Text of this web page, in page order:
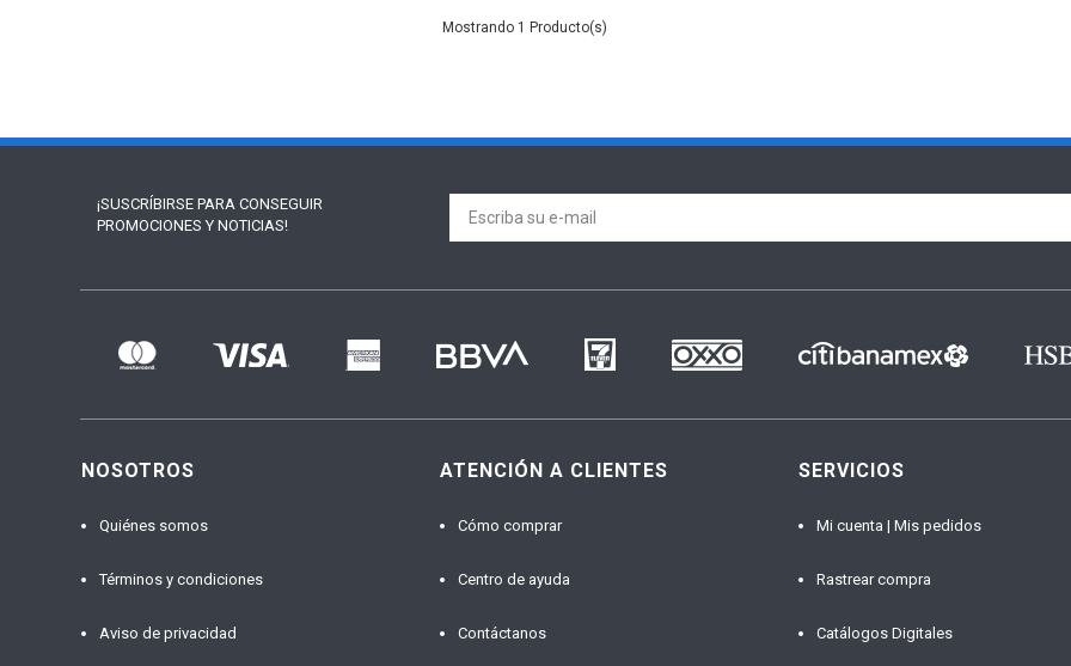
1
¡SUSCRÍBIRSE PARA CONSEGUIR
PROMOCIONES Y NOTICIAS!
NOSOTROS
Quiénes somos
Términos y condiciones
Aviso de privacidad
ATENCIÓN A CLIENTES
Cómo comprar
Centro de ayuda
Contáctanos
SERVICIOS
Mi cuenta | Mis pedidos
Rastrear compra
Catálogos Digitales